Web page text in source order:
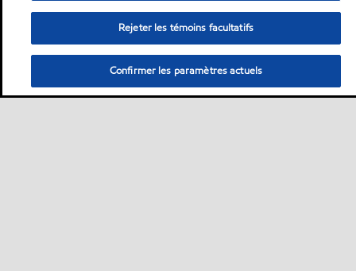
Rejeter les témoins facultatifs
Confirmer les paramètres actuels